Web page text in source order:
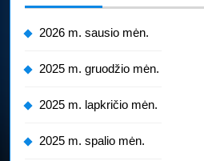
2026 m. sausio mėn.
2025 m. gruodžio mėn.
2025 m. lapkričio mėn.
2025 m. spalio mėn.